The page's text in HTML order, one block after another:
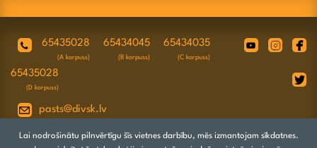
65435028
(A korpuss)
65434045
(B korpuss)
65434035
(C korpuss)
65435028
(D korpuss)
pasts@divsk.lv
Juridiskā adrese: Daugavpils, Valkas ielā
Lai nodrošinātu pilnvērtīgu šīs vietnes darbību, mēs izmantojam sīkdatnes.